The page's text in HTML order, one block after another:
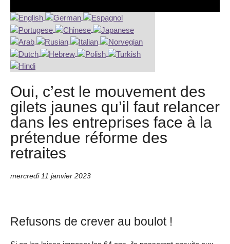
Oui, c’est le mouvement des
gilets jaunes qu’il faut relancer
dans les entreprises face à la
prétendue réforme des
retraites
mercredi 11 janvier 2023
Refusons de crever au boulot !